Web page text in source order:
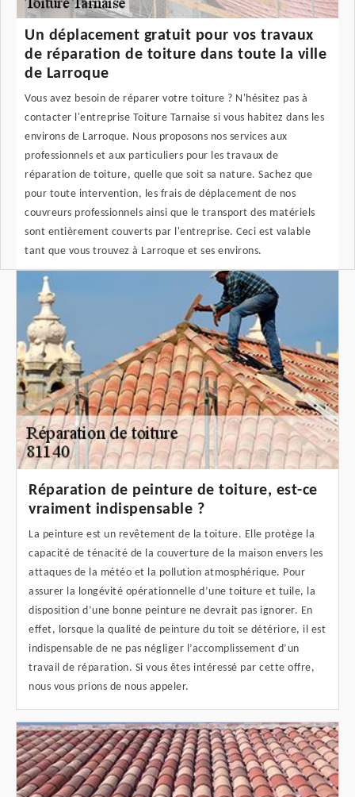
Un déplacement gratuit pour vos travaux
de réparation de toiture dans toute la ville
de Larroque
Vous avez besoin de réparer votre toiture ? N'hésitez pas à
contacter l'entreprise Toiture Tarnaise si vous habitez dans les
environs de Larroque. Nous proposons nos services aux
professionnels et aux particuliers pour les travaux de
réparation de toiture, quelle que soit sa nature. Sachez que
pour toute intervention, les frais de déplacement de nos
couvreurs professionnels ainsi que le transport des matériels
sont entièrement couverts par l'entreprise. Ceci est valable
tant que vous trouvez à Larroque et ses environs.
Réparation de peinture de toiture, est-ce
vraiment indispensable ?
La peinture est un revêtement de la toiture. Elle protège la
capacité de ténacité de la couverture de la maison envers les
attaques de la météo et la pollution atmosphérique. Pour
assurer la longévité opérationnelle d’une toiture et tuile, la
disposition d’une bonne peinture ne devrait pas ignorer. En
effet, lorsque la qualité de peinture du toit se détériore, il est
indispensable de ne pas négliger l’accomplissement d’un
travail de réparation. Si vous êtes intéressé par cette offre,
nous vous prions de nous appeler.